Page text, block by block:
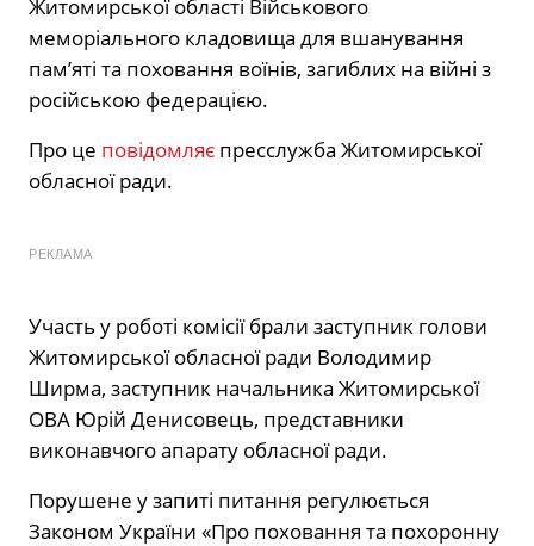
Житомирської області Військового
меморіального кладовища для вшанування
памʼяті та поховання воїнів, загиблих на війні з
російською федерацією.
Про це повідомляє пресслужба Житомирської
обласної ради.
РЕКЛАМА
Участь у роботі комісії брали заступник голови
Житомирської обласної ради Володимир
Ширма, заступник начальника Житомирської
ОВА Юрій Денисовець, представники
виконавчого апарату обласної ради.
Порушене у запиті питання регулюється
Законом України «Про поховання та похоронну